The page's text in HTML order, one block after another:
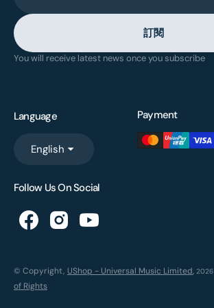
訂閱
You will receive latest news once you subscribe
Language
English
Payment
Follow Us On Social
© Copyright, UShop - Universal Music Limited, 2026
of Rights